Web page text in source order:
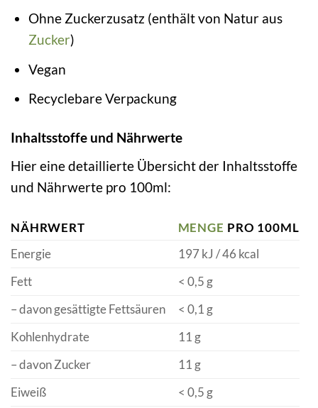
Ohne Zuckerzusatz (enthält von Natur aus
Zucker)
Vegan
Recyclebare Verpackung
Inhaltsstoffe und Nährwerte
Hier eine detaillierte Übersicht der Inhaltsstoffe
und Nährwerte pro 100ml:
NÄHRWERT MENGE PRO 100ML
Energie
197 kJ / 46 kcal
Fett
< 0,5 g
– davon gesättigte Fettsäuren
< 0,1 g
Kohlenhydrate
11 g
– davon Zucker
11 g
Eiweiß
< 0,5 g